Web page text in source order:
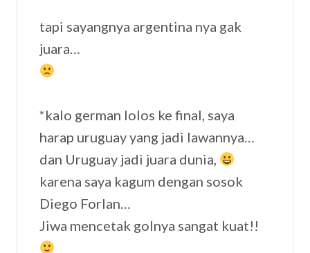
tapi sayangnya argentina nya gak
juara…
*kalo german lolos ke final, saya
harap uruguay yang jadi lawannya…
dan Uruguay jadi juara dunia,
karena saya kagum dengan sosok
Diego Forlan…
Jiwa mencetak golnya sangat kuat!!